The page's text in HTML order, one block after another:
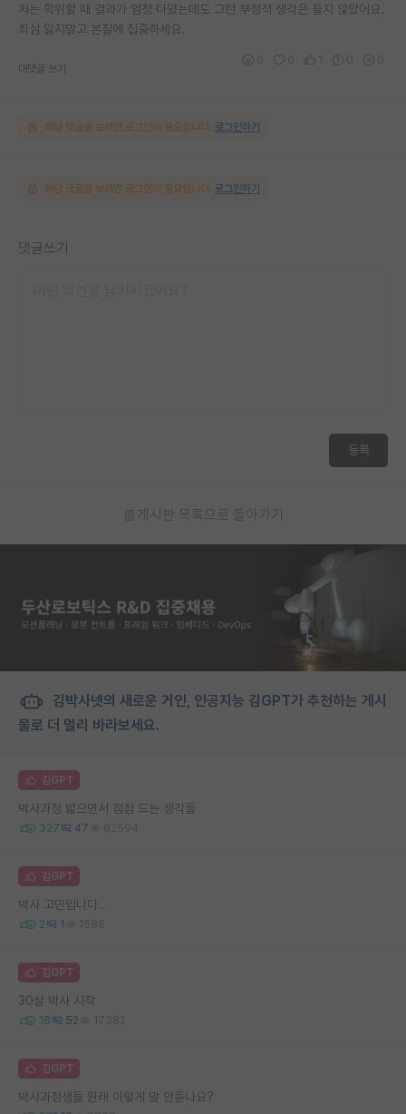
저는 학위할 때 결과가 엄청 더뎠는데도 그런 부정적 생각은 들지 않았어요.
최심 잃지말고 본질에 집중하세요.
대댓글 쓰기
해당 댓글을 보려면 로그인이 필요합니다. 로그인하기
해당 댓글을 보려면 로그인이 필요합니다. 로그인하기
댓글쓰기
등록
게시판 목록으로 돌아가기
김박사넷의 새로운 거인, 인공지능 김GPT가 추천하는 게시
물로 더 멀리 바라보세요.
김GPT
박사과정 밟으면서 점점 드는 생각들
327 47 62594
김GPT
박사 고민입니다..
2 1 1586
김GPT
30살 박사 시작
18 52 17382
김GPT
박사과정생들 원래 이렇게 말 안듣나요?